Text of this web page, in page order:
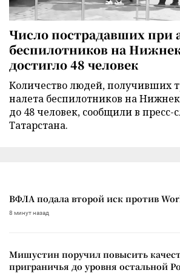
Число пострадавших при
беспилотников на
достигло 48 человек
Количество людей, получивших
налета беспилотников на
до 48 человек, сообщили в пресс-
Татарстана.
ВФЛА подала второй иск против
8 минут назад
Мишустин поручил повысить
приграничья до уровня остальной